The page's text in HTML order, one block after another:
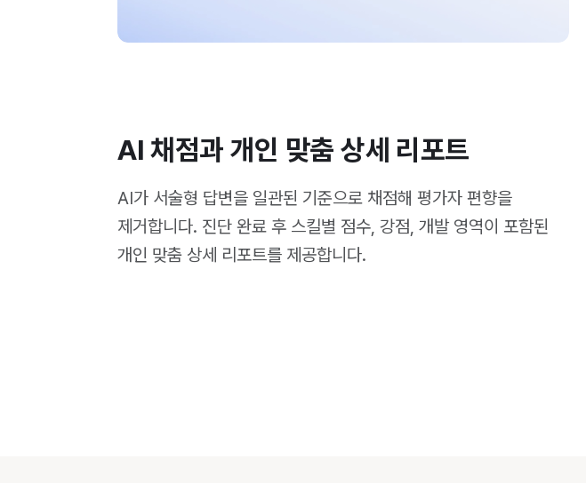
AI 채점과 개인 맞춤 상세 리포트
AI가 서술형 답변을 일관된 기준으로 채점해 평가자 편향을
제거합니다. 진단 완료 후 스킬별 점수, 강점, 개발 영역이 포함된
개인 맞춤 상세 리포트를 제공합니다.